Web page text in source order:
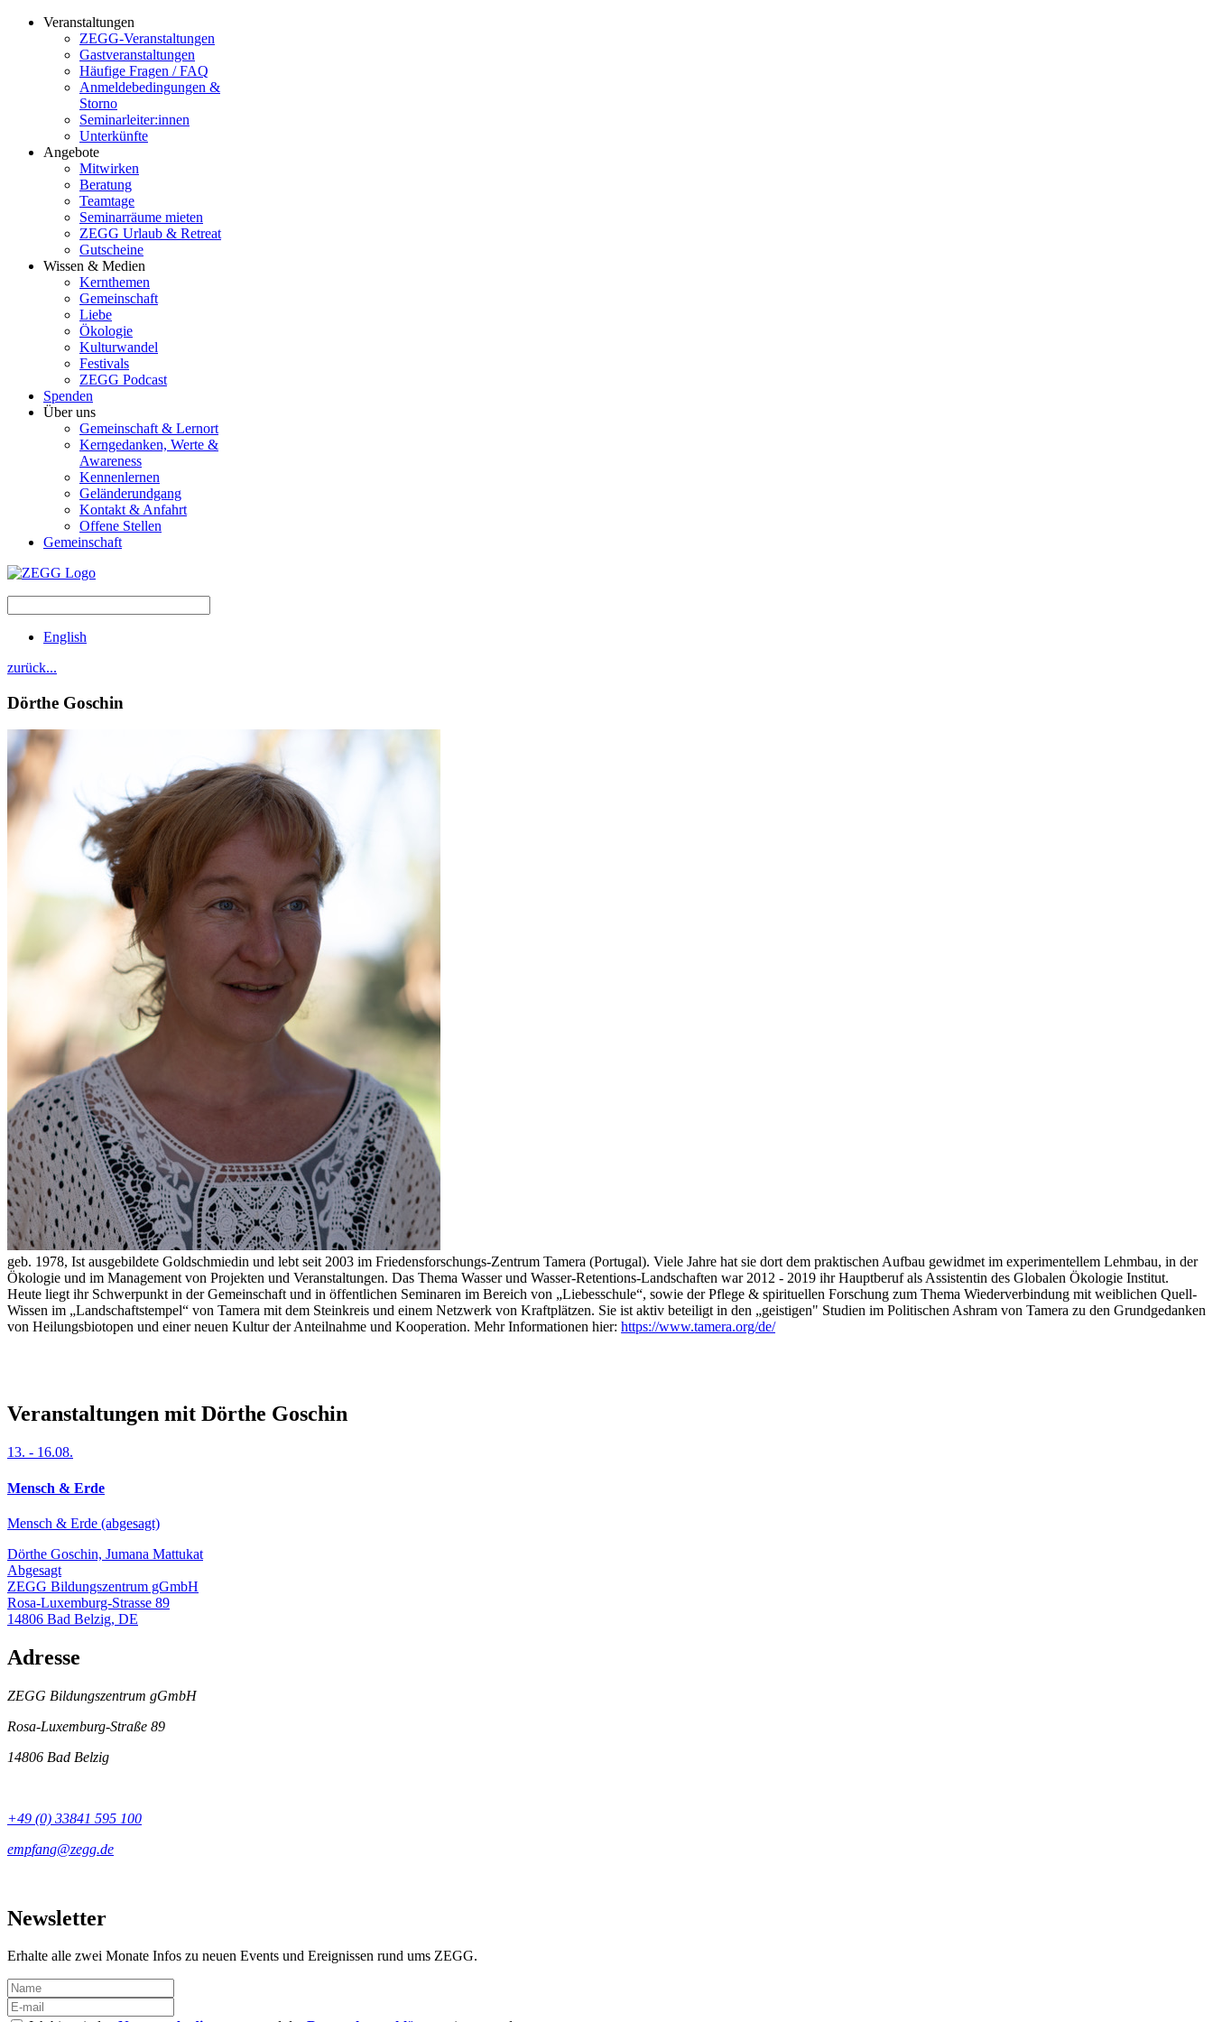
Veranstaltungen
ZEGG-Veranstaltungen
Gastveranstaltungen
Häufige Fragen / FAQ
Anmeldebedingungen &
Storno
Seminarleiter:innen
Unterkünfte
Angebote
Mitwirken
Beratung
Teamtage
Seminarräume mieten
ZEGG Urlaub & Retreat
Gutscheine
Wissen & Medien
Kernthemen
Gemeinschaft
Liebe
Ökologie
Kulturwandel
Festivals
ZEGG Podcast
Spenden
Über uns
Gemeinschaft & Lernort
Kerngedanken, Werte &
Awareness
Kennenlernen
Geländerundgang
Kontakt & Anfahrt
Offene Stellen
Gemeinschaft
English
zurück...
Dörthe Goschin
geb. 1978, Ist ausgebildete Goldschmiedin und lebt seit 2003 im Friedensforschungs-Zentrum Tamera (Portugal). Viele Jahre hat sie dort dem praktischen Aufbau gewidmet im experimentellem Lehmbau, in der
Ökologie und im Management von Projekten und Veranstaltungen. Das Thema Wasser und Wasser-Retentions-Landschaften war 2012 - 2019 ihr Hauptberuf als Assistentin des Globalen Ökologie Institut.
Heute liegt ihr Schwerpunkt in der Gemeinschaft und in öffentlichen Seminaren im Bereich von „Liebesschule“, sowie der Pflege & spirituellen Forschung zum Thema Wiederverbindung mit weiblichen Quell-
Wissen im „Landschaftstempel“ von Tamera mit dem Steinkreis und einem Netzwerk von Kraftplätzen. Sie ist aktiv beteiligt in den „geistigen" Studien im Politischen Ashram von Tamera zu den Grundgedanken
von Heilungsbiotopen und einer neuen Kultur der Anteilnahme und Kooperation. Mehr Informationen hier: https://www.tamera.org/de/
Veranstaltungen mit Dörthe Goschin
13. - 16.08.
Mensch & Erde
Mensch & Erde (abgesagt)
Dörthe Goschin, Jumana Mattukat
Abgesagt
ZEGG Bildungszentrum gGmbH
Rosa-Luxemburg-Strasse 89
14806 Bad Belzig, DE
Adresse
ZEGG Bildungszentrum gGmbH
Rosa-Luxemburg-Straße 89
14806 Bad Belzig
+49 (0) 33841 595 100
Newsletter
Erhalte alle zwei Monate Infos zu neuen Events und Ereignissen rund ums ZEGG.